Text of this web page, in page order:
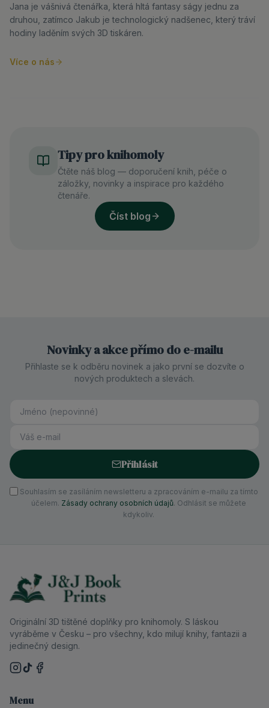
Jana je vášnivá čtenářka, která hltá fantasy ságy jednu za
druhou, zatímco Jakub je technologický nadšenec, který tráví
hodiny laděním svých 3D tiskáren.
Více o nás
Tipy pro knihomoly
Čtěte náš blog — doporučení knih, péče o
záložky, novinky a inspirace pro každého
čtenáře.
Číst blog
Novinky a akce přímo do e-mailu
Přihlaste se k odběru novinek a jako první se dozvíte o
nových produktech a slevách.
Přihlásit
Souhlasím se zasíláním newsletteru a zpracováním e-mailu za tímto
účelem. Zásady ochrany osobních údajů. Odhlásit se můžete
kdykoliv.
Originální 3D tištěné doplňky pro knihomoly. S láskou
vyráběme v Česku – pro všechny, kdo milují knihy, fantazii a
jedinečný design.
Menu